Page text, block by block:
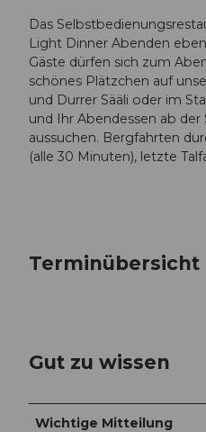
Das
Light Dinner Abenden
Gäste dürfen sich zum
schönes Plätzchen auf
und Durrer Sääli oder im
und Ihr Abendessen ab
aussuchen. Bergfahrten
(alle 30 Minuten), letzte
Terminübersicht
Gut zu wissen
Wichtige Mitteilung